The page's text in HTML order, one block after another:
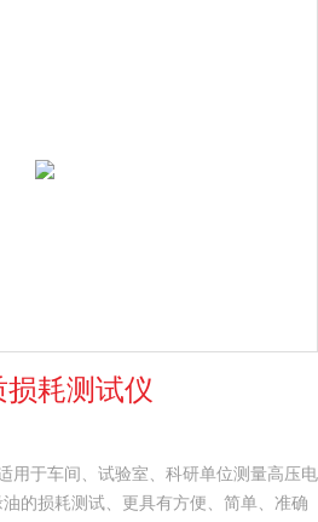
耗测试仪
用于车间、试验室、科研单位测量高压电
的损耗测试、更具有方便、简单、准确